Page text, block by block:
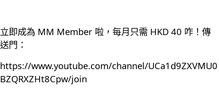
立即成為 MM Member 啦，每月只需 HKD 40 咋！傳
送門：
https://www.youtube.com/channel/UCa1d9ZXVMU0
BZQRXZHt8Cpw/join